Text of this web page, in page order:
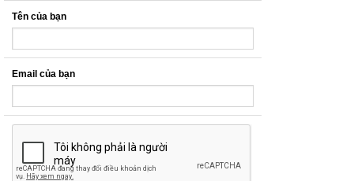
Tên của bạn
Email của bạn